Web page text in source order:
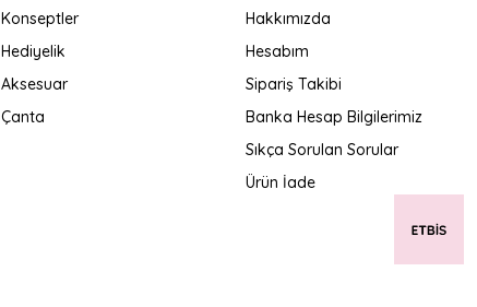
Konseptler
Hediyelik
Aksesuar
Çanta
Hakkımızda
Hesabım
Sipariş Takibi
Banka Hesap Bilgilerimiz
Sıkça Sorulan Sorular
Ürün İade